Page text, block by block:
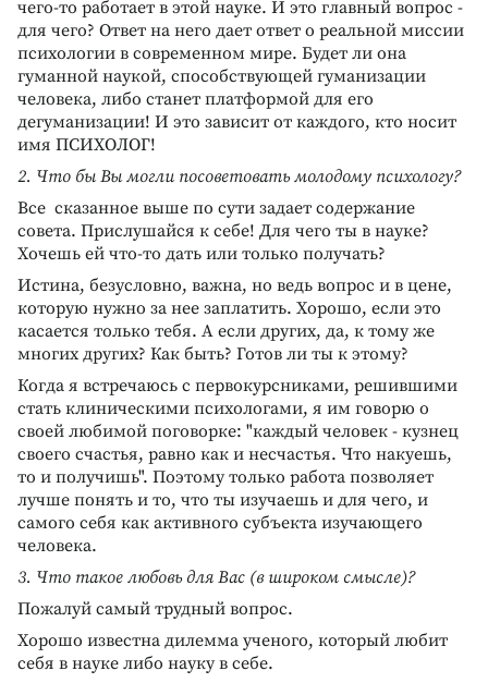
чего-то работает в этой науке. И это главный вопрос -
для чего? Ответ на него дает ответ о реальной миссии
психологии в современном мире. Будет ли она
гуманной наукой, способствующей гуманизации
человека, либо станет платформой для его
дегуманизации! И это зависит от каждого, кто носит
имя ПСИХОЛОГ!
2. Что бы Вы могли посоветовать молодому психологу?
Все сказанное выше по сути задает содержание
совета. Прислушайся к себе! Для чего ты в науке?
Хочешь ей что-то дать или только получать?
Истина, безусловно, важна, но ведь вопрос и в цене,
которую нужно за нее заплатить. Хорошо, если это
касается только тебя. А если других, да, к тому же
многих других? Как быть? Готов ли ты к этому?
Когда я встречаюсь с первокурсниками, решившими
стать клиническими психологами, я им говорю о
своей любимой поговорке: "каждый человек - кузнец
своего счастья, равно как и несчастья. Что накуешь,
то и получишь". Поэтому только работа позволяет
лучше понять и то, что ты изучаешь и для чего, и
самого себя как активного субъекта изучающего
человека.
3. Что такое любовь для Вас (в широком смысле)?
Пожалуй самый трудный вопрос.
Хорошо известна дилемма ученого, который любит
себя в науке либо науку в себе.